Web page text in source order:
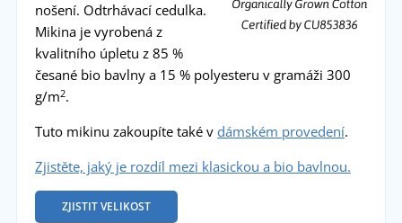
nošení. Odtrhávací cedulka.
Mikina je vyrobená z
kvalitního úpletu z 85 %
česané bio bavlny a 15 % polyesteru v gramáži 300
g/m2.
Tuto mikinu zakoupíte také v dámském provedení.
Zjistěte, jaký je rozdíl mezi klasickou a bio bavlnou.
ZJISTIT VELIKOST